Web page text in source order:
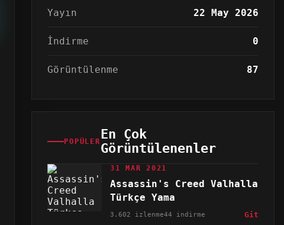
Yayın 22 May 2026
İndirme 0
Görüntülenme 87
POPÜLER En Çok
Görüntülenenler
31 MAR 2021
Assassin's Creed Valhalla
Türkçe Yama
3.602 izlenme44 indirme Git